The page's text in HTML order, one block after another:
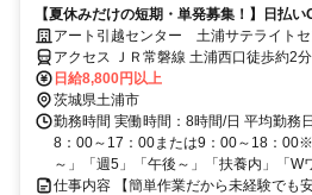
【夏休みだけの短期・単発募集！】日払
イトが初めてでも大歓迎！
アート引越センター 土浦サテライトセ
アクセス ＪＲ常磐線 土浦西口徒歩約2
神立駅、荒川沖駅
日給8,800円以上
茨城県土浦市
勤務時間 実働時間：8時間/日 平均勤務
8：00～17：00または9：00～18：
～」「週5」「午後～」「扶養内」「W
仕事内容 【簡単作業だから未経験でも